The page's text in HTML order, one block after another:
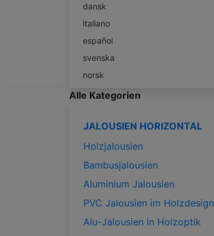
dansk
italiano
español
svenska
norsk
Alle Kategorien
JALOUSIEN HORIZONTAL
Holzjalousien
Bambusjalousien
Aluminium Jalousien
PVC Jalousien im Holzdesign
Alu-Jalousien in Holzoptik